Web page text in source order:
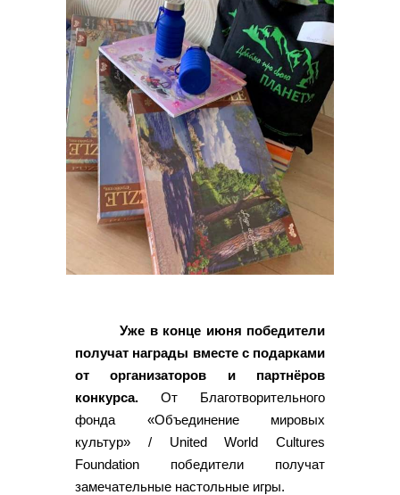
Уже в конце июня победители
получат награды вместе с подарками
от организаторов и партнёров
конкурса. От Благотворительного
фонда «Объединение мировых
культур» / United World Cultures
Foundation победители получат
замечательные настольные игры.